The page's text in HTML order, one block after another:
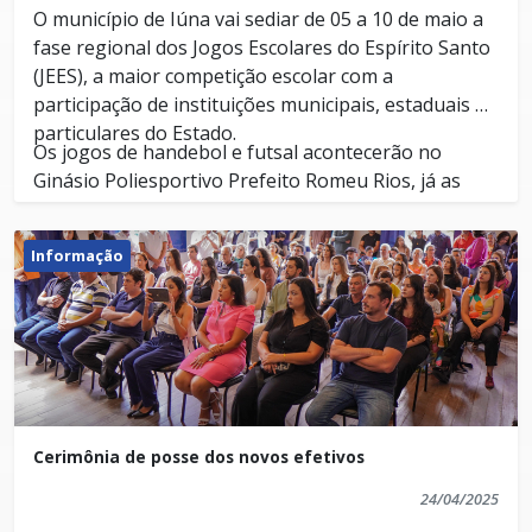
O município de Iúna vai sediar de 05 a 10 de maio a
fase regional dos Jogos Escolares do Espírito Santo
(JEES), a maior competição escolar com a
participação de instituições municipais, estaduais e
particulares do Estado.
Os jogos de handebol e futsal acontecerão no
Ginásio Poliesportivo Prefeito Romeu Rios, já as
Henrique Coutinho.
A abertura acontece no dia 05, às 13h, no Ginásio
Poliesportivo.
Participam dessa competição diversas escolas que
foram classificadas na fase municipal que aconteceu
em suas respectivas cidades, sendo elas Alegre,
Apiacá, Bom Jesus do Norte, Divino de São
Lourenço, Dores do Rio Preto, Guaçuí, Ibatiba,
Ibitirama, Irupi, Iúna, Jerônimo Monteiro, Muniz
Os vencedores passam para a fase estadual que
Informação
Cerimônia de posse dos novos efetivos
24/04/2025